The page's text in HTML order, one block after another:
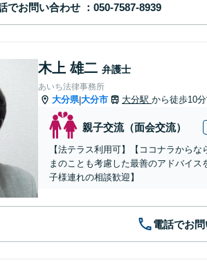
でお問い合わせ
木上 雄二 弁護士
あいち法律事務所
大分県|大分市 大分駅 から徒歩10分
親子交流（面会交流）
【法テラス利用可】【ココナラから
まのことも考慮した最善のアドバイ
子様連れの相談歓迎】
電話でお